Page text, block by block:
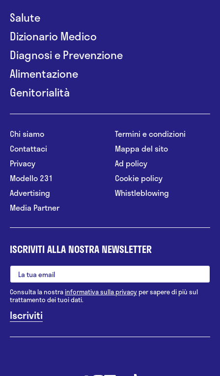
Salute
Dizionario Medico
Diagnosi e Prevenzione
Alimentazione
Genitorialità
Chi siamo
Contattaci
Privacy
Modello 231
Advertising
Media Partner
Termini e condizioni
Mappa del sito
Ad policy
Cookie policy
Whistleblowing
ISCRIVITI ALLA NOSTRA NEWSLETTER
Consulta la nostrainformativa sulla privacy per sapere di più sul
trattamento dei tuoi dati.